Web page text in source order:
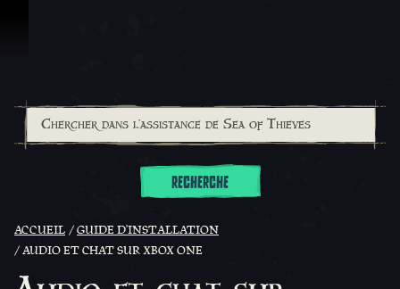
RECHERCHE
ACCUEIL
GUIDE D'INSTALLATION
AUDIO ET CHAT SUR XBOX ONE